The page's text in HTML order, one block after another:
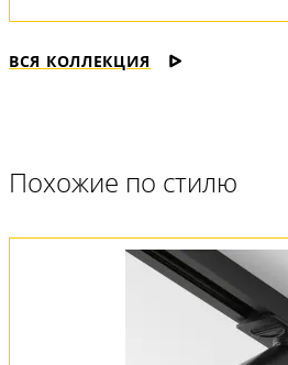
ВСЯ КОЛЛЕКЦИЯ
Похожие по стилю